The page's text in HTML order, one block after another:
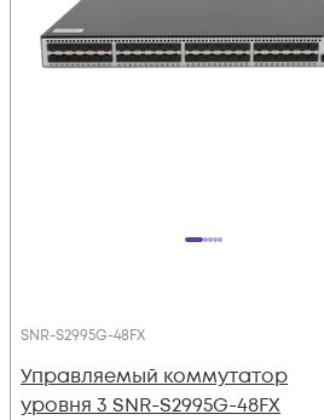
SNR-S2995G-48FX
Управляемый коммутатор
уровня 3 SNR-S2995G-48FX